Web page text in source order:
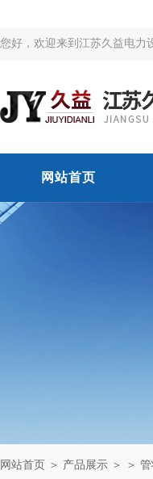
您好，欢迎来到江苏久益电力
网站首页
网站首页 ＞ 产品展示 ＞ ＞